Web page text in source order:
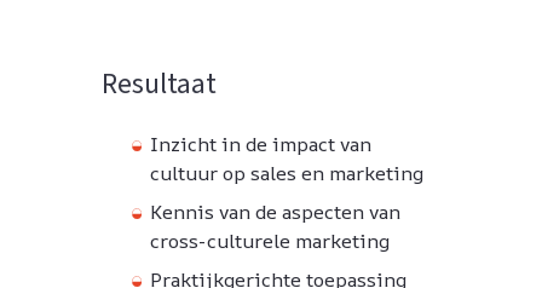
Resultaat
Inzicht in de impact van
cultuur op sales en marketing
Kennis van de aspecten van
cross-culturele marketing
Praktijkgerichte toepassing